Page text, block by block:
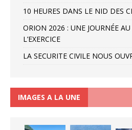
10 HEURES DANS LE NID DES
ORION 2026 : UNE JOURNÉE
L’EXERCICE
LA SECURITE CIVILE NOUS
IMAGES A LA UNE